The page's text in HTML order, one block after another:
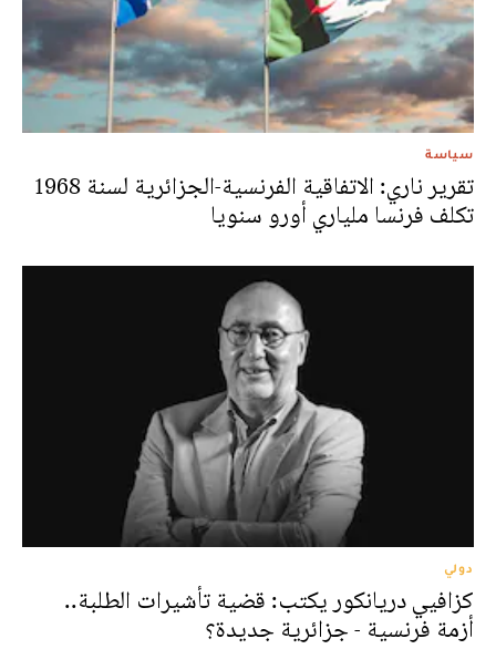
سياسة
تقرير ناري: الاتفاقية الفرنسية-الجزائرية لسنة 1968
تكلف فرنسا ملياري أورو سنويا
دولي
كزافيي دريانكور يكتب: قضية تأشيرات الطلبة..
أزمة فرنسية - جزائرية جديدة؟